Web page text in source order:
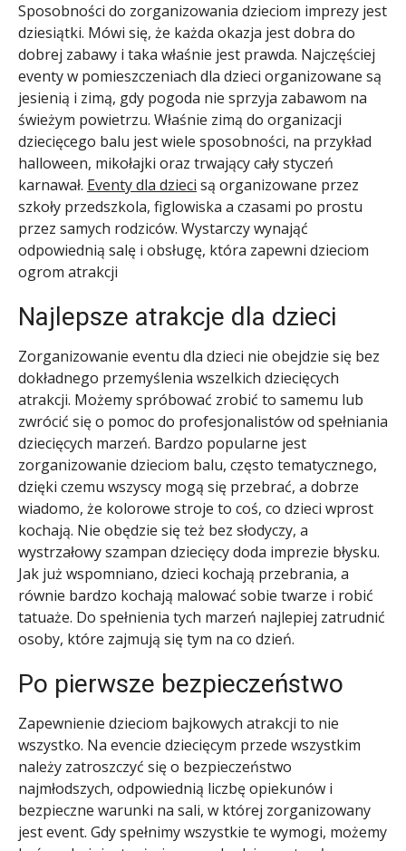
Sposobności do zorganizowania dzieciom imprezy jest
dziesiątki. Mówi się, że każda okazja jest dobra do
dobrej zabawy i taka właśnie jest prawda. Najczęściej
eventy w pomieszczeniach dla dzieci organizowane są
jesienią i zimą, gdy pogoda nie sprzyja zabawom na
świeżym powietrzu. Właśnie zimą do organizacji
dziecięcego balu jest wiele sposobności, na przykład
halloween, mikołajki oraz trwający cały styczeń
karnawał. Eventy dla dzieci są organizowane przez
szkoły przedszkola, figlowiska a czasami po prostu
przez samych rodziców. Wystarczy wynająć
odpowiednią salę i obsługę, która zapewni dzieciom
ogrom atrakcji
Najlepsze atrakcje dla dzieci
Zorganizowanie eventu dla dzieci nie obejdzie się bez
dokładnego przemyślenia wszelkich dziecięcych
atrakcji. Możemy spróbować zrobić to samemu lub
zwrócić się o pomoc do profesjonalistów od spełniania
dziecięcych marzeń. Bardzo popularne jest
zorganizowanie dzieciom balu, często tematycznego,
dzięki czemu wszyscy mogą się przebrać, a dobrze
wiadomo, że kolorowe stroje to coś, co dzieci wprost
kochają. Nie obędzie się też bez słodyczy, a
wystrzałowy szampan dziecięcy doda imprezie błysku.
Jak już wspomniano, dzieci kochają przebrania, a
równie bardzo kochają malować sobie twarze i robić
tatuaże. Do spełnienia tych marzeń najlepiej zatrudnić
osoby, które zajmują się tym na co dzień.
Po pierwsze bezpieczeństwo
Zapewnienie dzieciom bajkowych atrakcji to nie
wszystko. Na evencie dziecięcym przede wszystkim
należy zatroszczyć się o bezpieczeństwo
najmłodszych, odpowiednią liczbę opiekunów i
bezpieczne warunki na sali, w której zorganizowany
jest event. Gdy spełnimy wszystkie te wymogi, możemy